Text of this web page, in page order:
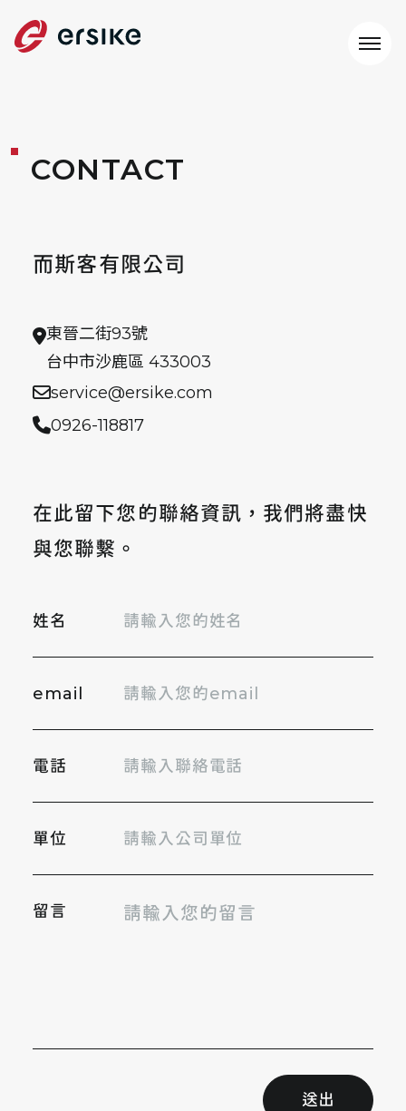
CONTACT
而斯客有限公司
東晉二街93號
台中市沙鹿區 433003
service@ersike.com
0926-118817
在此留下您的聯絡資訊，我們將盡快
與您聯繫。
姓名
email
電話
單位
留言
送出